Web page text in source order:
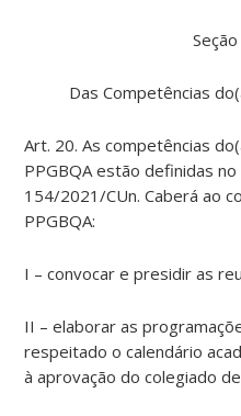
Das Competências
Art. 20. As competências
PPGBQA estão definidas
154/2021/CUn. Caberá ao
PPGBQA:
I – convocar e presidir as
II – elaborar as
respeitado o calendário
à aprovação do colegiado